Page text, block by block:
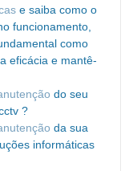
e saiba como o
funcionamento,
como
eficácia e mantê-
do seu
?
da sua
informáticas